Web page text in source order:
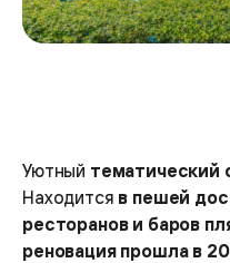
Уютный тематический
Находится в пешей
ресторанов и баров
реновация прошла в